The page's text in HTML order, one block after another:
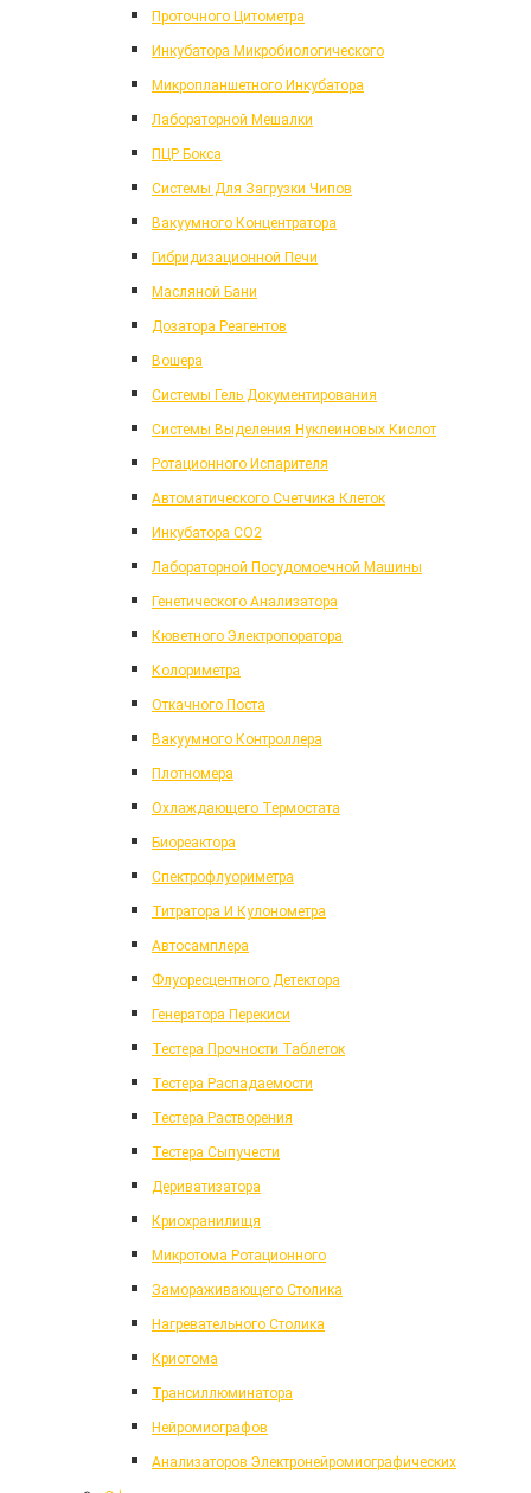
Проточного Цитометра
Инкубатора Микробиологического
Микропланшетного Инкубатора
Лабораторной Мешалки
ПЦР Бокса
Системы Для Загрузки Чипов
Вакуумного Концентратора
Гибридизационной Печи
Масляной Бани
Дозатора Реагентов
Вошера
Системы Гель Документирования
Системы Выделения Нуклеиновых Кислот
Ротационного Испарителя
Автоматического Счетчика Клеток
Инкубатора CO2
Лабораторной Посудомоечной Машины
Генетического Анализатора
Кюветного Электропоратора
Колориметра
Откачного Поста
Вакуумного Контроллера
Плотномера
Охлаждающего Термостата
Биореактора
Спектрофлуориметра
Титратора И Кулонометра
Автосамплера
Флуоресцентного Детектора
Генератора Перекиси
Тестера Прочности Таблеток
Тестера Распадаемости
Тестера Растворения
Тестера Сыпучести
Дериватизатора
Криохранилищя
Микротома Ротационного
Замораживающего Столика
Нагревательного Столика
Криотома
Трансиллюминатора
Нейромиографов
Анализаторов Электронейромиографических